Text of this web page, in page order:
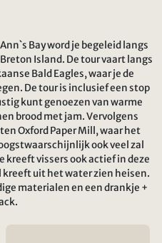
Bay word je begeleid langs
Island. De tour vaart langs
Bald Eagles, waar je de
De tour is inclusief een stop
kunt genoezen van warme
brood met jam. Vervolgens
Oxford Paper Mill, waar het
ook veel zal
kreeft vissers ook actief in deze
kreeft uit het water zien heisen.
materialen en een drankje +